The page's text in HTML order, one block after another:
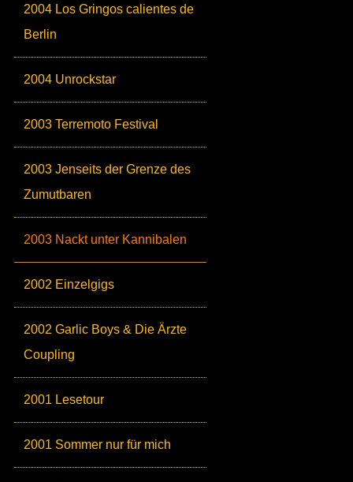
2004 Los Gringos calientes de
Berlin
2004 Unrockstar
2003 Terremoto Festival
2003 Jenseits der Grenze des
Zumutbaren
2003 Nackt unter Kannibalen
2002 Einzelgigs
2002 Garlic Boys & Die Ärzte
Coupling
2001 Lesetour
2001 Sommer nur für mich